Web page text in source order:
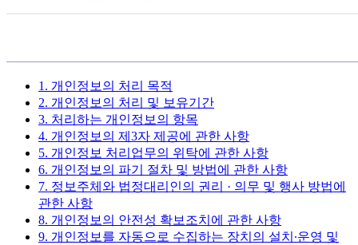
1. 개인정보의 처리 목적
2. 개인정보의 처리 및 보유기간
3. 처리하는 개인정보의 항목
4. 개인정보의 제3자 제공에 관한 사항
5. 개인정보 처리업무의 위탁에 관한 사항
6. 개인정보의 파기 절차 및 방법에 관한 사항
7. 정보주체와 법정대리인의 권리 · 의무 및 행사 방법에
관한 사항
8. 개인정보의 안전성 확보조치에 관한 사항
9. 개인정보를 자동으로 수집하는 장치의 설치∙운영 및